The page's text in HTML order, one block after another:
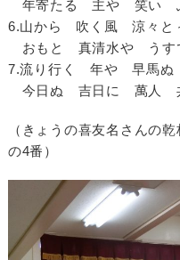
年寄たる 主や 笑い
6.山から 吹く風 涼々と
おもと 真清水や うす
7.流り行く 年や 早馬ぬ
今日ぬ 吉日に 萬人
（きょうの喜友名さんの
の4番）